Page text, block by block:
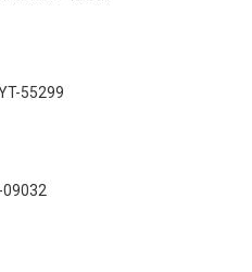
55299
09032